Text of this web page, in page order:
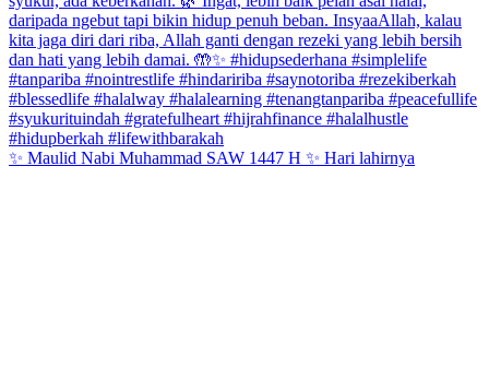
✨ Maulid Nabi Muhammad SAW 1447 H ✨ Hari lahirnya